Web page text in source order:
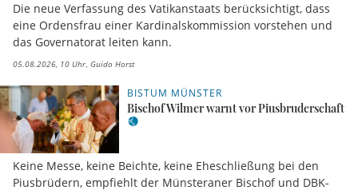
Die neue Verfassung des Vatikanstaats berücksichtigt, dass
eine Ordensfrau einer Kardinalskommission vorstehen und
das Governatorat leiten kann.
05.08.2026, 10 Uhr Guido Horst
BISTUM MÜNSTER
Bischof Wilmer warnt vor Piusbruderschaft
Keine Messe, keine Beichte, keine Eheschließung bei den
Piusbrüdern, empfiehlt der Münsteraner Bischof und DBK-